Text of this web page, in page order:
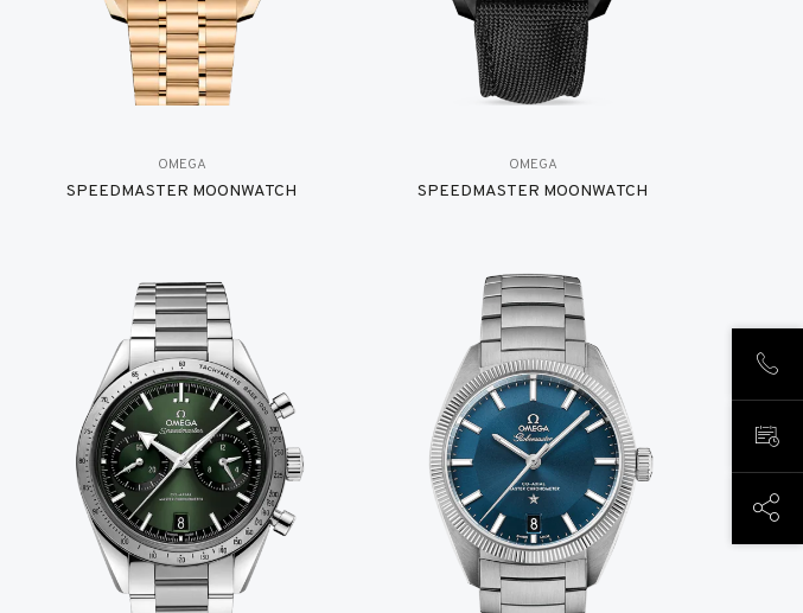
OMEGA
SPEEDMASTER MOONWATCH
OMEGA
SPEEDMASTER MOONWATCH